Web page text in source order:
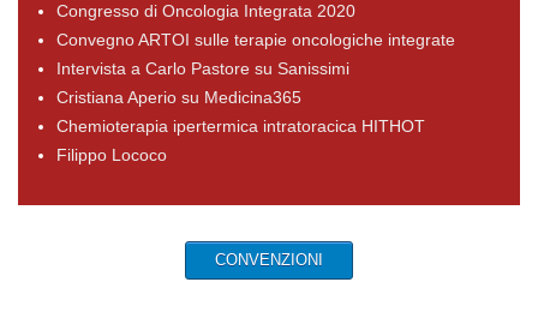
Congresso di Oncologia Integrata 2020
Convegno ARTOI sulle terapie oncologiche integrate
Intervista a Carlo Pastore su Sanissimi
Cristiana Aperio su Medicina365
Chemioterapia ipertermica intratoracica HITHOT
Filippo Lococo
CONVENZIONI